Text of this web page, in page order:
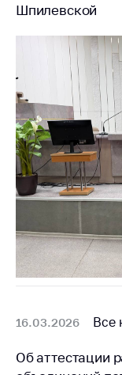
Шпилевской
16.03.2026 Все
Об аттестации